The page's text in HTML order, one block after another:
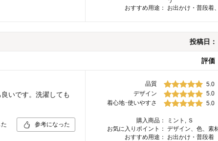
おすすめ用途：
お出かけ・普段着
投稿日：
評価
いです。洗濯しても
参考になった
品質
5.0
デザイン
5.0
着心地･使いやすさ
5.0
購入商品：
ミント, Ｓ
お気に入りポイント： デザイン、色、素
おすすめ用途：
お出かけ・普段着